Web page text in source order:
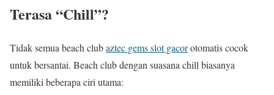
Terasa “Chill”?
Tidak semua beach clubaztec gems slot gacorotomatis cocok
untuk bersantai. Beach club dengan suasana chill biasanya
memiliki beberapa ciri utama: